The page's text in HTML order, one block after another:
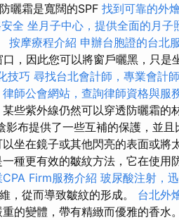
曬霜是寬闊的SPF 找到可靠的外
全 坐月子中心，提供全面的月子
按摩療程介紹 申辦台胞證的台北
，因此您可以將窗戶曬黑，只是
技巧 尋找台北會計師，專業會計
律師公會網站，查詢律師資格與服
些紫外線仍然可以穿透防曬霜的
影布提供了一些互補的保護，並且
坐在鏡子或其他閃亮的表面或將
種更有效的皺紋方法，它在使用
CPA Firm服務介紹 玻尿酸注射，
，從而導致皺紋的形成。 台北外
的變體，帶有精緻而優雅的香水。